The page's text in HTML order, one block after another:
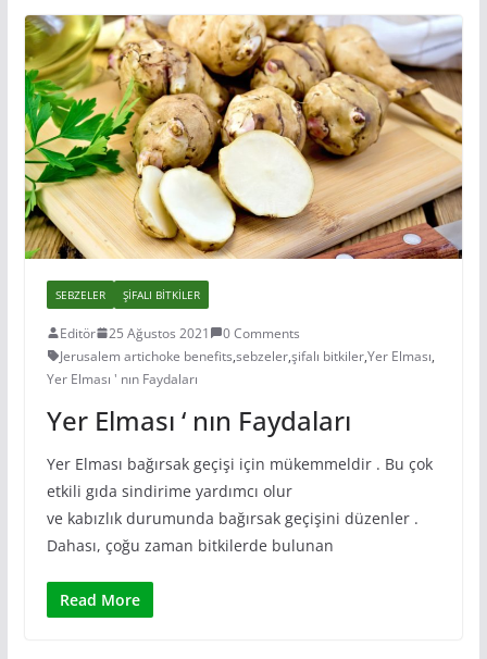
SEBZELER ŞIFALI BITKILER
Editör 25 Ağustos 2021
0 Comments
Jerusalem artichoke benefits,sebzeler,şifalı bitkiler,Yer Elması,
Yer Elması ' nın Faydaları
Yer Elması ‘ nın Faydaları
Yer Elması bağırsak geçişi için mükemmeldir . Bu çok
etkili gıda sindirime yardımcı olur
ve kabızlık durumunda bağırsak geçişini düzenler .
Dahası, çoğu zaman bitkilerde bulunan
Read More